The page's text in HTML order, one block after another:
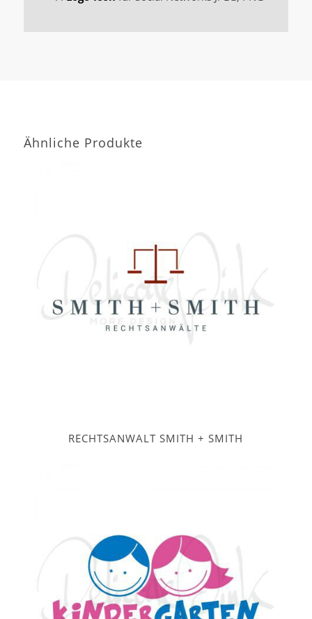
Ähnliche Produkte
RECHTSANWALT SMITH + SMITH